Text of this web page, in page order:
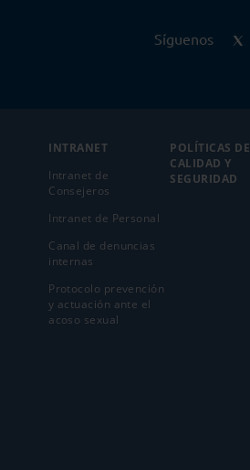
Síguenos
INTRANET
Intranet de
Consejeros
Intranet de Personal
Canal de denuncias
internas
Protocolo prevención
y actuación ante el
acoso sexual
POLÍTICAS DE
CALIDAD Y
SEGURIDAD